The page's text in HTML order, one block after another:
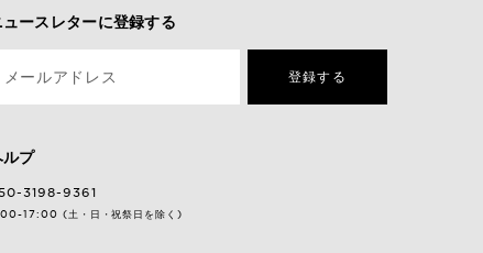
ュースレターに登録する
メールアドレス 登録する
ルプ
3198-9361
17:00 (土・日・祝祭日を除く)